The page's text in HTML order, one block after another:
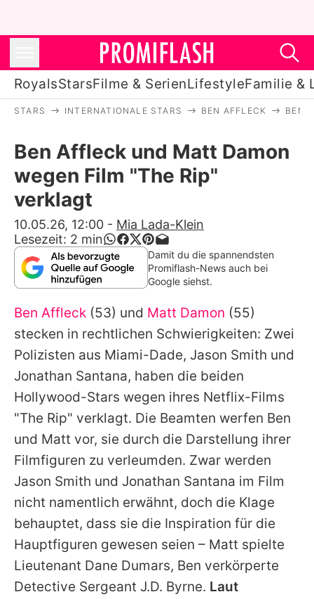
RoyalsStarsFilme & SerienLifestyleFamilie &
Stars
Filme & Serien
Lifestyle
Familie & Liebe
Promiflash Exklusiv
Alle Themen auf Promiflash
Jobs
App runterladen
Team
Redaktionelle Richtlinien
Impressum
Datenschutzerklärung
Nutzungsbedingungen
Utiq verwalten
STARS INTERNATIONALE STARS BEN AFFLECK BEN
Ben Affleck und Matt Damon
wegen Film "The Rip"
verklagt
10.05.26, 12:00 - Mia Lada-Klein
Lesezeit: 2 min
Damit du die spannendsten
Promiflash-News auch bei
Google siehst.
Ben Affleck (53) und Matt Damon (55)
stecken in rechtlichen Schwierigkeiten: Zwei
Polizisten aus Miami-Dade, Jason Smith und
Jonathan Santana, haben die beiden
Hollywood-Stars wegen ihres Netflix-Films
"The Rip" verklagt. Die Beamten werfen Ben
und Matt vor, sie durch die Darstellung ihrer
Filmfiguren zu verleumden. Zwar werden
Jason Smith und Jonathan Santana im Film
nicht namentlich erwähnt, doch die Klage
behauptet, dass sie die Inspiration für die
Hauptfiguren gewesen seien – Matt spielte
Lieutenant Dane Dumars, Ben verkörperte
Detective Sergeant J.D. Byrne. Laut